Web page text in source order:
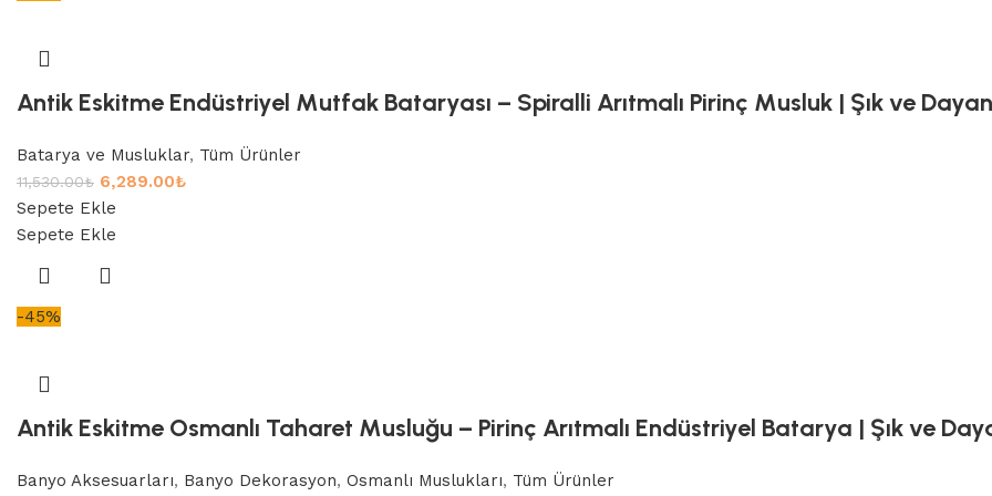
Antik Eskitme Endüstriyel Mutfak Bataryası – Spiralli Arıtmalı Pirinç Musluk | Şık ve
Batarya ve Musluklar, Tüm Ürünler
11,530.00₺ 6,289.00₺
Sepete Ekle
Sepete Ekle
-45%
Antik Eskitme Osmanlı Taharet Musluğu – Pirinç Arıtmalı Endüstriyel Batarya | Şık ve
Banyo Aksesuarları, Banyo Dekorasyon, Osmanlı Muslukları, Tüm Ürünler